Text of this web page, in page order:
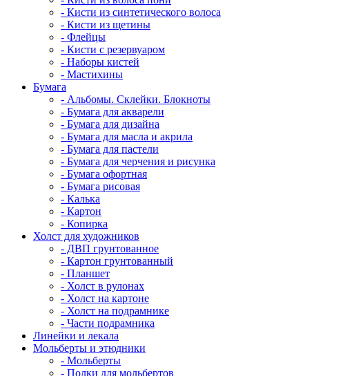
- Кисти из синтетического волоса
- Кисти из щетины
- Флейцы
- Кисти с резервуаром
- Наборы кистей
- Мастихины
Бумага
- Альбомы. Склейки. Блокноты
- Бумага для акварели
- Бумага для дизайна
- Бумага для масла и акрила
- Бумага для пастели
- Бумага для черчения и рисунка
- Бумага офортная
- Бумага рисовая
- Калька
- Картон
- Копирка
Холст для художников
- ДВП грунтованное
- Картон грунтованный
- Планшет
- Холст в рулонах
- Холст на картоне
- Холст на подрамнике
- Части подрамника
Линейки и лекала
Мольберты и этюдники
- Мольберты
- Полки для мольбертов